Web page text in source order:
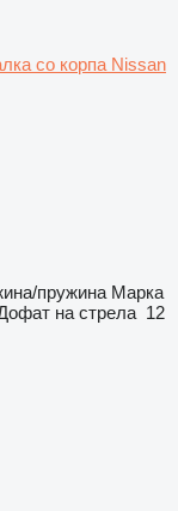
со корпа Nissan
пружина Марка
на стрела 12